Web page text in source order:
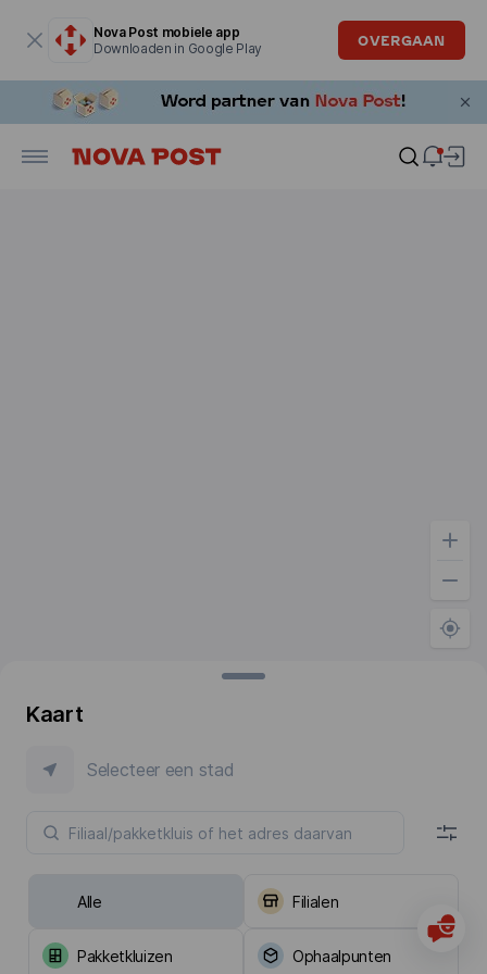
Nova Post mobiele app
Downloaden in Google Play
OVERGAAN
Kaart
Selecteer een stad
Alle Filialen
Pakketkluizen Ophaalpunten